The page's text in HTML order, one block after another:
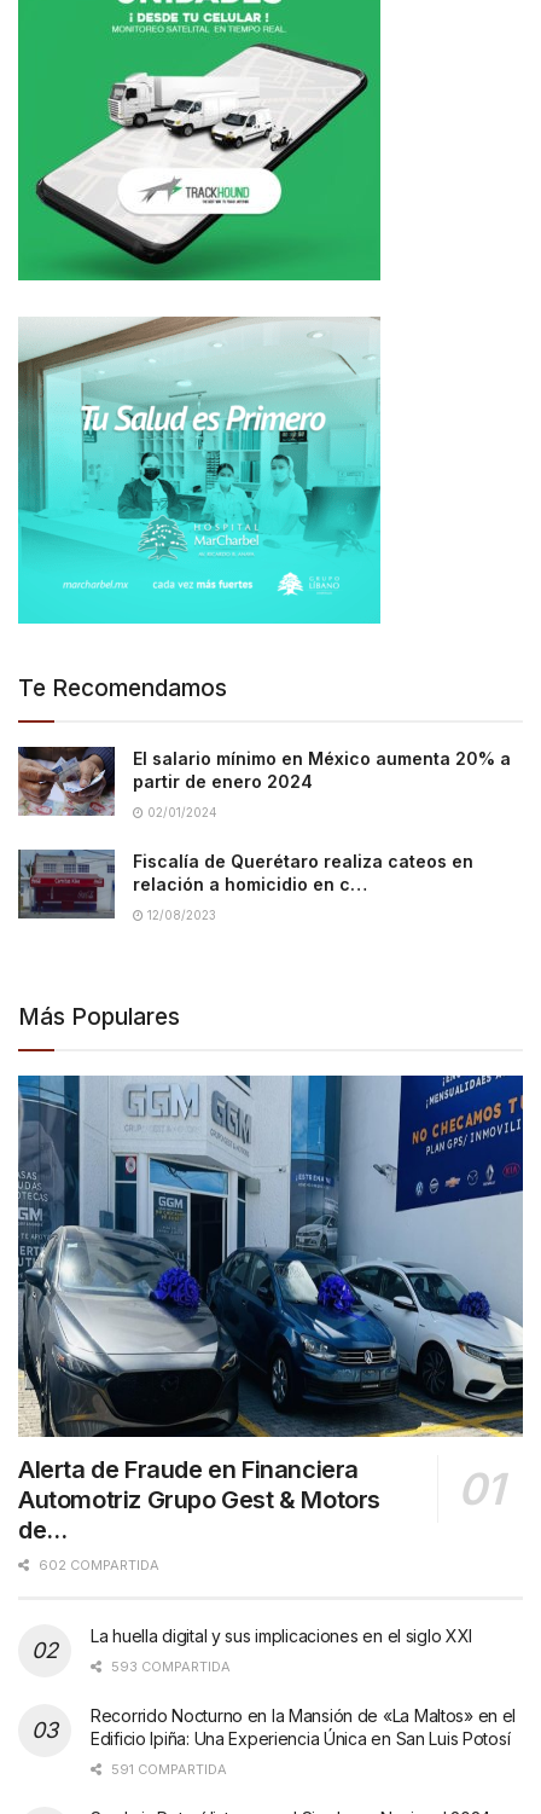
Te Recomendamos
El salario mínimo en México aumenta 20% a
partir de enero 2024
02/01/2024
Fiscalía de Querétaro realiza cateos en
relación a homicidio en c…
12/08/2023
Más Populares
Alerta de Fraude en Financiera
Automotriz Grupo Gest & Motors
de…
602 COMPARTIDA
La huella digital y sus implicaciones en el siglo XXI
593 COMPARTIDA
Recorrido Nocturno en la Mansión de «La Maltos» en el
Edificio Ipiña: Una Experiencia Única en San Luis Potosí
591 COMPARTIDA